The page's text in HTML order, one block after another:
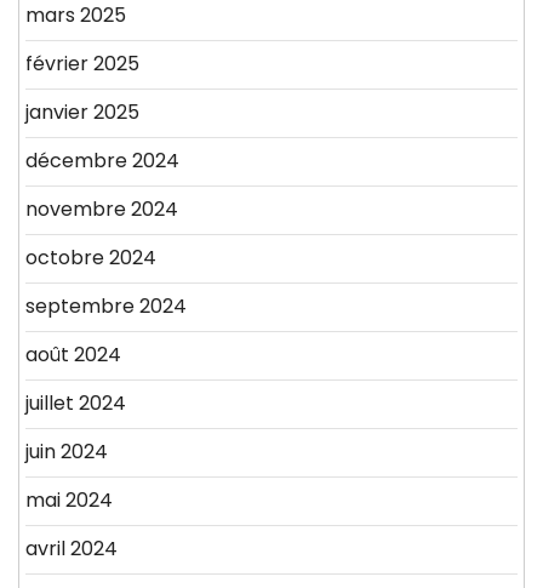
mars 2025
février 2025
janvier 2025
décembre 2024
novembre 2024
octobre 2024
septembre 2024
août 2024
juillet 2024
juin 2024
mai 2024
avril 2024